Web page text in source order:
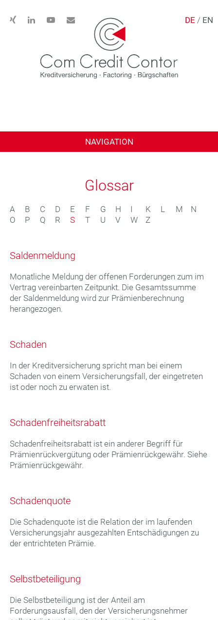
DE / EN
NAVIGATION
Glossar
A B C D E F G H I K L M
N
O
P Q R S T U V W Z
Saldenmeldung
Monatliche Meldung der offenen Forderungen zum im
Vertrag vereinbarten Zeitpunkt. Die Gesamtssumme
der Saldenmeldung wird zur Prämienberechnung
herangezogen.
Schaden
In der Kreditversicherung spricht man bei einem
Schaden von einem Versicherungsfall, der eingetreten
ist oder noch zu erwaten ist.
Schadenfreiheitsrabatt
Schadenfreiheitsrabatt ist ein anderer Begriff für
Prämienrückvergütung oder Prämienrückgewähr. Siehe
Prämienrückgewähr.
Schadenquote
Die Schadenquote ist die Relation der im laufenden
Versicherungsjahr ausgezahlten Entschädigungen zu
der entrichteten Prämie.
Selbstbeteiligung
Die Selbstbeteiligung ist der Anteil am
Forderungsausfall, den der Versicherungsnehmer